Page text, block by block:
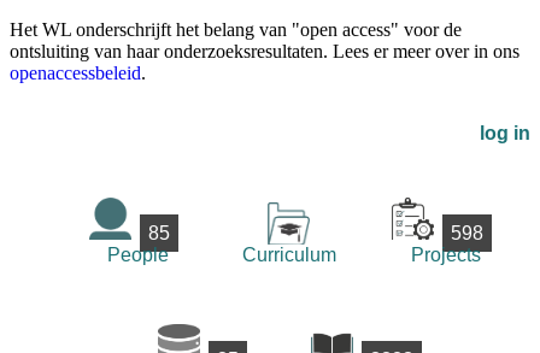
Het WL onderschrijft het belang van "open access" voor de
ontsluiting van haar onderzoeksresultaten. Lees er meer over in ons
openaccessbeleid.
log in
85
People
Curriculum
598
Projects